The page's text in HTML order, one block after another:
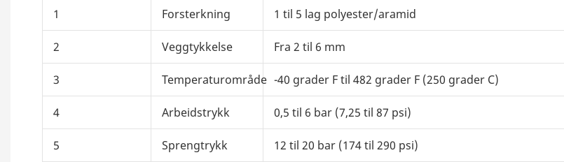
1 Forsterkning 1 til 5 lag polyester/aramid
2 Veggtykkelse Fra 2 til 6 mm
3 Temperaturområde -40 grader F til 482 grader F (250 grader C)
4 Arbeidstrykk 0,5 til 6 bar (7,25 til 87 psi)
5 Sprengtrykk 12 til 20 bar (174 til 290 psi)